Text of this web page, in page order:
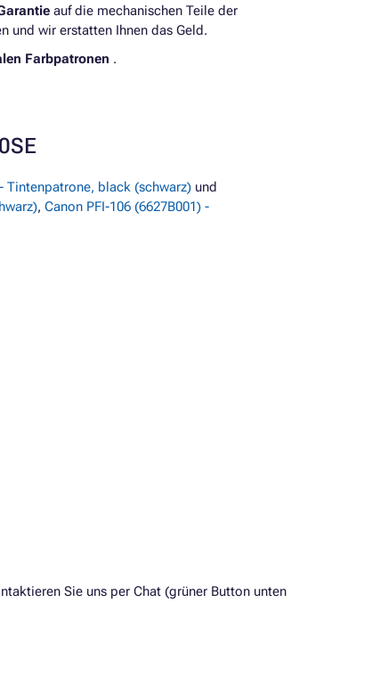
auf die mechanischen Teile der
und wir erstatten Ihnen das Geld.
Farbpatronen .
Tintenpatrone, black (schwarz) und
, Canon PFI-106 (6627B001) -
Sie uns per Chat (grüner Button unten